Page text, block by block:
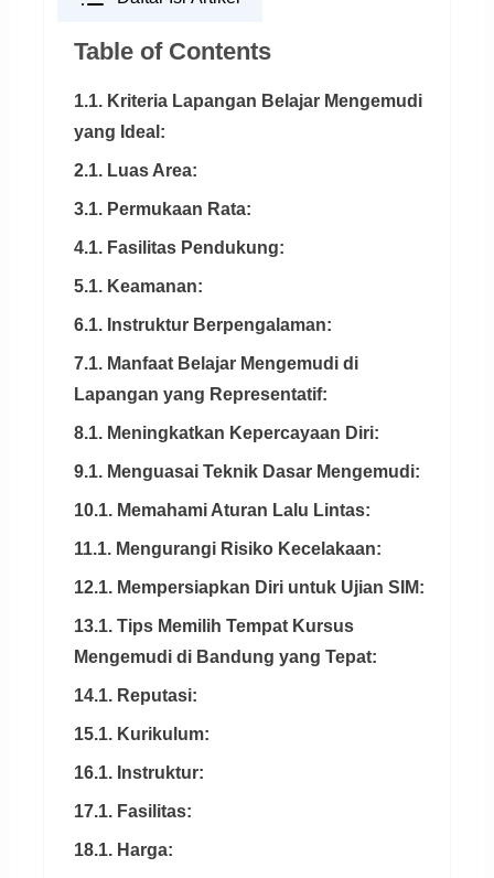
Table of Contents
1.1. Kriteria Lapangan Belajar Mengemudi
yang Ideal:
2.1. Luas Area:
3.1. Permukaan Rata:
4.1. Fasilitas Pendukung:
5.1. Keamanan:
6.1. Instruktur Berpengalaman:
7.1. Manfaat Belajar Mengemudi di
Lapangan yang Representatif:
8.1. Meningkatkan Kepercayaan Diri:
9.1. Menguasai Teknik Dasar Mengemudi:
10.1. Memahami Aturan Lalu Lintas:
11.1. Mengurangi Risiko Kecelakaan:
12.1. Mempersiapkan Diri untuk Ujian SIM:
13.1. Tips Memilih Tempat Kursus
Mengemudi di Bandung yang Tepat:
14.1. Reputasi:
15.1. Kurikulum:
16.1. Instruktur:
17.1. Fasilitas:
18.1. Harga: